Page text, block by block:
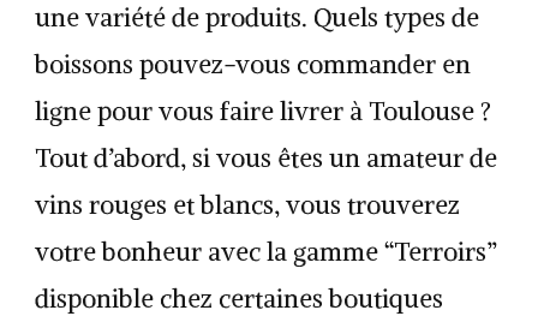
une variété de produits. Quels types de
boissons pouvez-vous commander en
ligne pour vous faire livrer à Toulouse ?
Tout d’abord, si vous êtes un amateur de
vins rouges et blancs, vous trouverez
votre bonheur avec la gamme “Terroirs”
disponible chez certaines boutiques